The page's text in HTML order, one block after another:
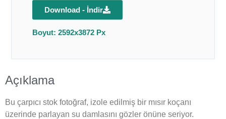
Download - İndir
Boyut: 2592x3872 Px
Açıklama
Bu çarpıcı stok fotoğraf, izole edilmiş bir mısır koçanı
üzerinde parlayan su damlasını gözler önüne seriyor.